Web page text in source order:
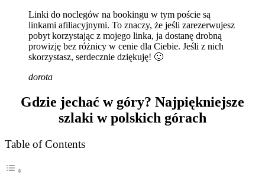
Linki do noclegów na bookingu w tym poście są
linkami afiliacyjnymi. To znaczy, że jeśli zarezerwujesz
pobyt korzystając z mojego linka, ja dostanę drobną
prowizję bez różnicy w cenie dla Ciebie. Jeśli z nich
skorzystasz, serdecznie dziękuję! 🙂
dorota
Gdzie jechać w góry? Najpiękniejsze
szlaki w polskich górach
Table of Contents